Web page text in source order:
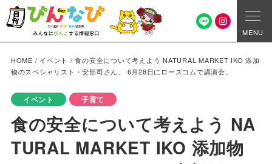
MENU
HOME / イベント /食の安全について考えよう NATURAL MARKET IKO 添加
物のスペシャリスト・安部司さん、 6月28日にローズコムで講演会。
イベント 子育て
食の安全について考えよう NA
TURAL MARKET IKO 添加物